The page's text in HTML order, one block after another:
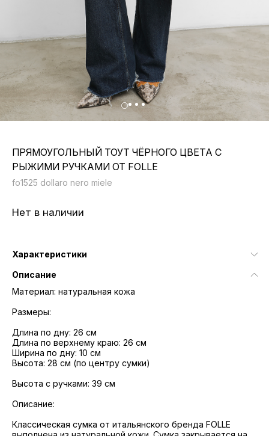
ПРЯМОУГОЛЬНЫЙ ТОУТ ЧЁРНОГО ЦВЕТА С
РЫЖИМИ РУЧКАМИ ОТ FOLLE
fo1525 dollaro nero miele
Нет в наличии
Характеристики
Описание
Материал: натуральная кожа
Размеры:
Длина по дну: 26 см
Длина по верхнему краю: 26 см
Ширина по дну: 10 см
Высота: 28 см (по центру сумки)
Высота с ручками: 39 см
Описание:
Классическая сумка от итальянского бренда FOLLE